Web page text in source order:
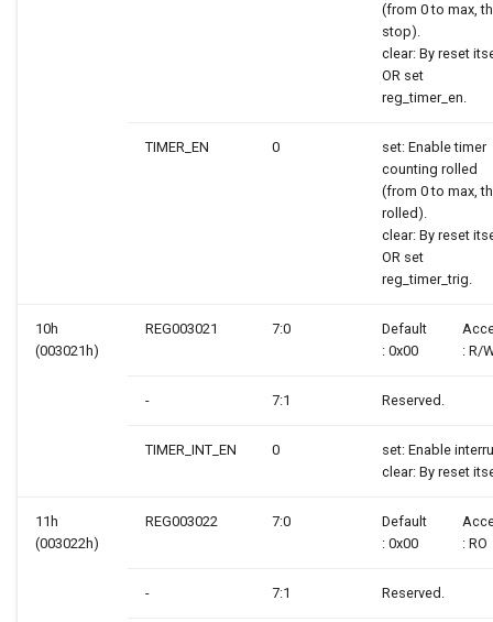
(from 0 to max,
stop).
clear: By reset
OR set
reg_timer_en.
TIMER_EN 0
set: Enable timer
counting rolled
(from 0 to max,
rolled).
clear: By reset
OR set
reg_timer_trig.
10h
(003021h)
REG003021 7:0
Default
: 0x00
: R/
- 7:1 Reserved.
TIMER_INT_EN 0
set: Enable
clear: By reset
11h
(003022h)
REG003022 7:0
Default
: 0x00
: RO
- 7:1 Reserved.